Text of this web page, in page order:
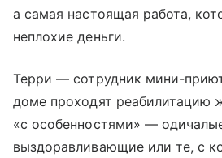
а самая настоящая работа,
неплохие деньги.
Терри — сотрудник мини-
доме проходят реабилитацию
«с особенностями» —
выздоравливающие или те, с